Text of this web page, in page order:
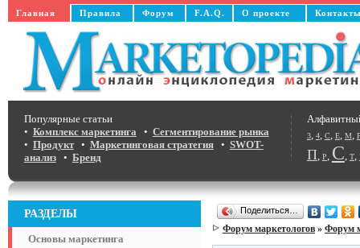
Главная Правила Форум F.A.Q. О проекте
3, 4, C, E, M,
П, Р, С, Т,
Популярные статьи
• Комплекс маркетинга • Сегментирование рынка
• Продукт• Маркетинговая стратегия• SWOT-
анализ• Бренд
РАЗДЕЛЫ
Основы маркетинга
Поделиться…
Форум маркетологов» Форум